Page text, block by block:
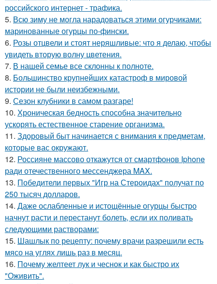
российского интернет - трафика.
5. Всю зиму не могла нарадоваться этими огурчиками:
маринованные огурцы по-фински.
6. Розы отцвели и стоят неряшливые: что я делаю, чтобы
увидеть вторую волну цветения.
7. В нашей семье все склонны к полноте.
8. Большинство крупнейших катастроф в мировой
истории не были неизбежными.
9. Сезон клубники в самом разгаре!
10. Хроническая бедность способна значительно
ускорять естественное старение организма.
11. Здоровый быт начинается с внимания к предметам,
которые вас окружают.
12. Россияне массово откажутся от смартфонов Iphone
ради отечественного мессенджера MAX.
13. Победители первых "Игр на Стероидах" получат по
250 тысяч долларов.
14. Даже ослабленные и истощённые огурцы быстро
начнут расти и перестанут болеть, если их поливать
следующими растворами:
15. Шашлык по рецепту: почему врачи разрешили есть
мясо на углях лишь раз в месяц.
16. Почему желтеет лук и чеснок и как быстро их
"Оживить".